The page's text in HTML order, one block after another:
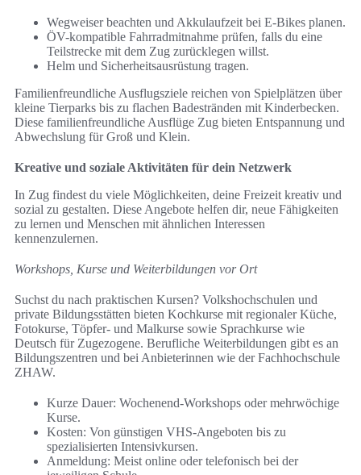
Wegweiser beachten und Akkulaufzeit bei E-Bikes planen.
ÖV-kompatible Fahrradmitnahme prüfen, falls du eine
Teilstrecke mit dem Zug zurücklegen willst.
Helm und Sicherheitsausrüstung tragen.
Familienfreundliche Ausflugsziele reichen von Spielplätzen über
kleine Tierparks bis zu flachen Badestränden mit Kinderbecken.
Diese familienfreundliche Ausflüge Zug bieten Entspannung und
Abwechslung für Groß und Klein.
Kreative und soziale Aktivitäten für dein Netzwerk
In Zug findest du viele Möglichkeiten, deine Freizeit kreativ und
sozial zu gestalten. Diese Angebote helfen dir, neue Fähigkeiten
zu lernen und Menschen mit ähnlichen Interessen
kennenzulernen.
Workshops, Kurse und Weiterbildungen vor Ort
Suchst du nach praktischen Kursen? Volkshochschulen und
private Bildungsstätten bieten Kochkurse mit regionaler Küche,
Fotokurse, Töpfer- und Malkurse sowie Sprachkurse wie
Deutsch für Zugezogene. Berufliche Weiterbildungen gibt es an
Bildungszentren und bei Anbieterinnen wie der Fachhochschule
ZHAW.
Kurze Dauer: Wochenend-Workshops oder mehrwöchige
Kurse.
Kosten: Von günstigen VHS-Angeboten bis zu
spezialisierten Intensivkursen.
Anmeldung: Meist online oder telefonisch bei der